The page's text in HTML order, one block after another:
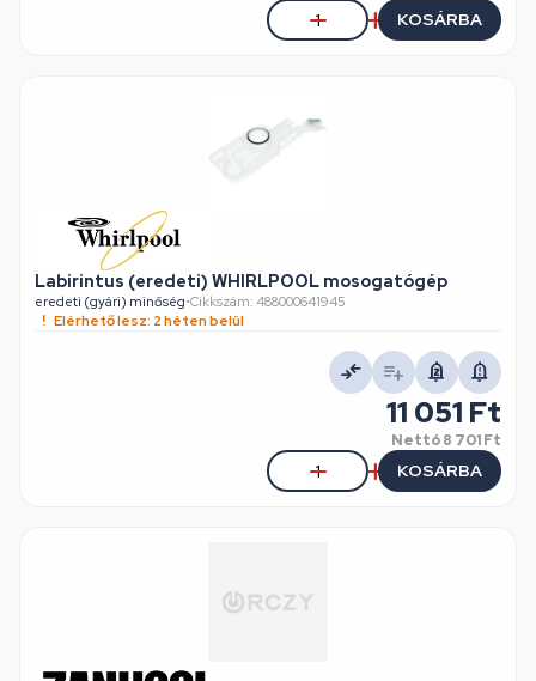
KOSÁRBA
Labirintus (eredeti) WHIRLPOOL mosogatógép
eredeti (gyári) minőség•Cikkszám: 488000641945
Elérhető lesz: 2 héten belül
11 051 Ft
Nettó8 701 Ft
KOSÁRBA